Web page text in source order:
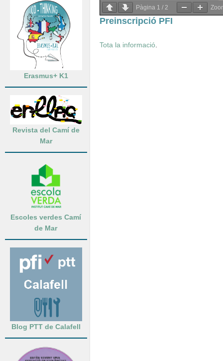
Erasmus+ K1
Revista del Camí de
Mar
Escoles verdes Camí
de Mar
Blog PTT de Calafell
Pàgina 1 / 2
Preinscripció PFI
Tota la informació